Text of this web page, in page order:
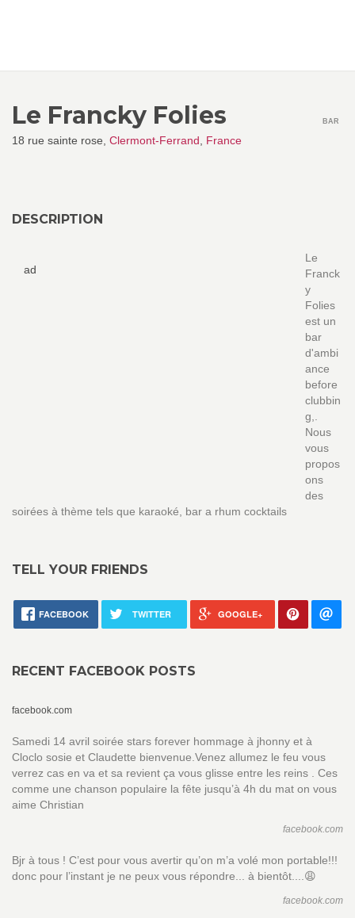
Le Francky Folies
18 rue sainte rose, Clermont-Ferrand France
BAR
DESCRIPTION
ad
Le
Franck
y
Folies
est un
bar
d'ambi
ance
before
clubbin
g,.
Nous
vous
propos
ons
des
soirées à thème tels que karaoké, bar a rhum cocktails
TELL YOUR FRIENDS
FACEBOOK TWITTER GOOGLE+
RECENT FACEBOOK POSTS
facebook.com
Samedi 14 avril soirée stars forever hommage à jhonny et à
Cloclo sosie et Claudette bienvenue.Venez allumez le feu vous
verrez cas en va et sa revient ça vous glisse entre les reins . Ces
comme une chanson populaire la fête jusqu’à 4h du mat on vous
aime Christian
facebook.com
Bjr à tous ! C’est pour vous avertir qu’on m’a volé mon portable!!!
donc pour l’instant je ne peux vous répondre... à bientôt....😩
facebook.com